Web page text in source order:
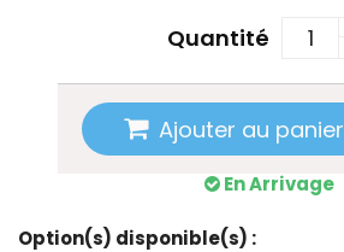
Quantité
Ajouter au panier
En Arrivage
Option(s) disponible(s) :